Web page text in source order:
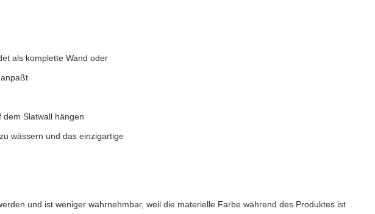
als komplette Wand oder
Slatwall hängen
wässern und das einzigartige
und ist weniger wahrnehmbar, weil die materielle Farbe während des Produktes ist